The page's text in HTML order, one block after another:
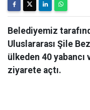
Belediyemiz
Uluslararası Şile
ülkeden 40 yabancı
ziyarete açtı.